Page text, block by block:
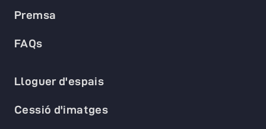
Premsa
FAQs
Lloguer d'espais
Cessió d'imatges